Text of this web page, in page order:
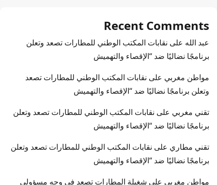
Recent Comments
عبد الله على نقابات المكتب الوطني للمطارات تصعد وتعلن
برنامجًا نضاليًا ضد “الإقصاء والتهميش
مواطن مغربي على نقابات المكتب الوطني للمطارات تصعد
وتعلن برنامجًا نضاليًا ضد “الإقصاء والتهميش
تقني مغربي على نقابات المكتب الوطني للمطارات تصعد وتعلن
برنامجًا نضاليًا ضد “الإقصاء والتهميش
تقني مطاري على نقابات المكتب الوطني للمطارات تصعد وتعلن
برنامجًا نضاليًا ضد “الإقصاء والتهميش
مواطن مغربي على شغيلة المطارات تصعد في وجه مسؤولي